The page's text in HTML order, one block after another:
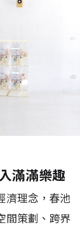
滿滿樂趣
濟理念，春池
間策劃、跨界